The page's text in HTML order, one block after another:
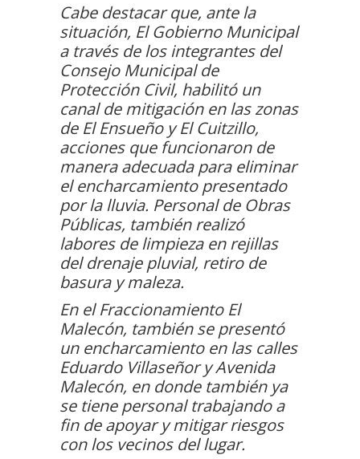
Cabe destacar que, ante la
situación, El Gobierno Municipal
a través de los integrantes del
Consejo Municipal de
Protección Civil, habilitó un
canal de mitigación en las zonas
de El Ensueño y El Cuitzillo,
acciones que funcionaron de
manera adecuada para eliminar
el encharcamiento presentado
por la lluvia. Personal de Obras
Públicas, también realizó
labores de limpieza en rejillas
del drenaje pluvial, retiro de
basura y maleza.
En el Fraccionamiento El
Malecón, también se presentó
un encharcamiento en las calles
Eduardo Villaseñor y Avenida
Malecón, en donde también ya
se tiene personal trabajando a
fin de apoyar y mitigar riesgos
con los vecinos del lugar.